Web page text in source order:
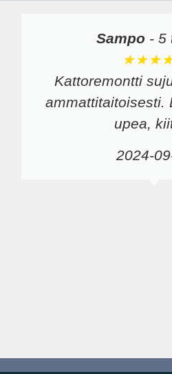
Sampo - 5
Kattoremontti
ammattitaitoisesti.
upea,
2024-